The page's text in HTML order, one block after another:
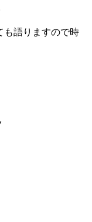
も語りますので時